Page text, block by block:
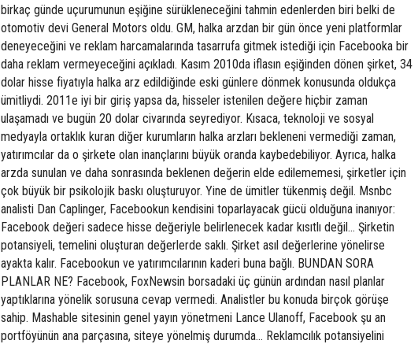
birkaç günde uçurumunun eşiğine sürükleneceğini tahmin edenlerden biri belki de
otomotiv devi General Motors oldu. GM, halka arzdan bir gün önce yeni platformlar
deneyeceğini ve reklam harcamalarında tasarrufa gitmek istediği için Facebooka bir
daha reklam vermeyeceğini açıkladı. Kasım 2010da iflasın eşiğinden dönen şirket, 34
dolar hisse fiyatıyla halka arz edildiğinde eski günlere dönmek konusunda oldukça
ümitliydi. 2011e iyi bir giriş yapsa da, hisseler istenilen değere hiçbir zaman
ulaşamadı ve bugün 20 dolar civarında seyrediyor. Kısaca, teknoloji ve sosyal
medyayla ortaklık kuran diğer kurumların halka arzları bekleneni vermediği zaman,
yatırımcılar da o şirkete olan inançlarını büyük oranda kaybedebiliyor. Ayrıca, halka
arzda sunulan ve daha sonrasında beklenen değerin elde edilememesi, şirketler için
çok büyük bir psikolojik baskı oluşturuyor. Yine de ümitler tükenmiş değil. Msnbc
analisti Dan Caplinger, Facebookun kendisini toparlayacak gücü olduğuna inanıyor:
Facebook değeri sadece hisse değeriyle belirlenecek kadar kısıtlı değil... Şirketin
potansiyeli, temelini oluşturan değerlerde saklı. Şirket asıl değerlerine yönelirse
ayakta kalır. Facebookun ve yatırımcılarının kaderi buna bağlı. BUNDAN SORA
PLANLAR NE? Facebook, FoxNewsin borsadaki üç günün ardından nasıl planlar
yaptıklarına yönelik sorusuna cevap vermedi. Analistler bu konuda birçok görüşe
sahip. Mashable sitesinin genel yayın yönetmeni Lance Ulanoff, Facebook şu an
portföyünün ana parçasına, siteye yönelmiş durumda... Reklamcılık potansiyelini